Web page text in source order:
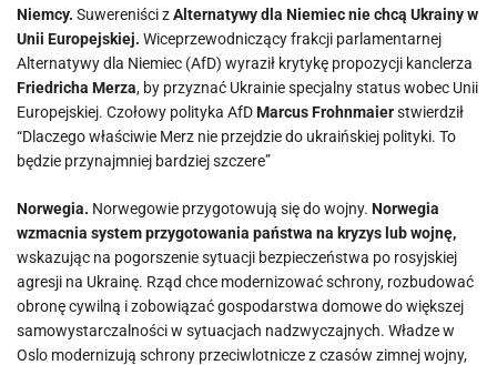
Niemcy. Suwereniści zAlternatywy dla Niemiec nie chcą Ukrainy w
Unii Europejskiej. Wiceprzewodniczący frakcji parlamentarnej
Alternatywy dla Niemiec (AfD) wyraził krytykę propozycji kanclerza
Friedricha Merza, by przyznać Ukrainie specjalny status wobec Unii
Europejskiej. Czołowy polityka AfDMarcus Frohnmaierstwierdził
“Dlaczego właściwie Merz nie przejdzie do ukraińskiej polityki. To
będzie przynajmniej bardziej szczere”
Norwegia. Norwegowie przygotowują się do wojny. Norwegia
wzmacnia system przygotowania państwa na kryzys lub wojnę,
wskazując na pogorszenie sytuacji bezpieczeństwa po rosyjskiej
agresji na Ukrainę. Rząd chce modernizować schrony, rozbudować
obronę cywilną i zobowiązać gospodarstwa domowe do większej
samowystarczalności w sytuacjach nadzwyczajnych. Władze w
Oslo modernizują schrony przeciwlotnicze z czasów zimnej wojny,